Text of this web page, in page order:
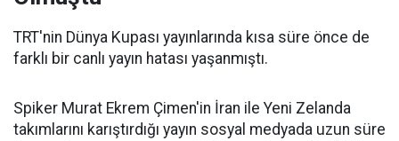
TRT'nin Dünya Kupası yayınlarında kısa süre önce de
farklı bir canlı yayın hatası yaşanmıştı.
Spiker Murat Ekrem Çimen'in İran ile Yeni Zelanda
takımlarını karıştırdığı yayın sosyal medyada uzun süre